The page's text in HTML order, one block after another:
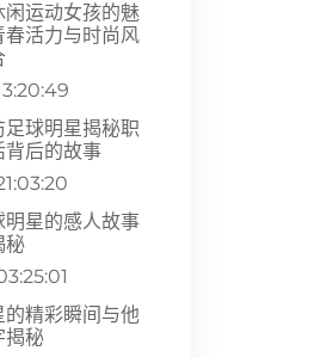
闲运动女孩的魅
春活力与时尚风
球明星揭秘职
背后的故事
明星的感人故事
秘
精彩瞬间与他
揭秘